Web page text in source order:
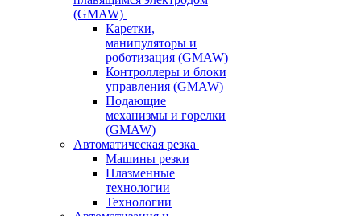
(GMAW)
Каретки,
манипуляторы и
роботизация (GMAW)
Контроллеры и блоки
управления (GMAW)
Подающие
механизмы и горелки
(GMAW)
Автоматическая резка
Машины резки
Плазменные
технологии
Технологии